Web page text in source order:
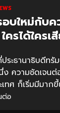
บใหม่กับค
ครได้ใครเ
ระธานาธิบดีทรั
ความชัดเจนต่
ทศ ก็เริ่มมีมาก
ต่อ